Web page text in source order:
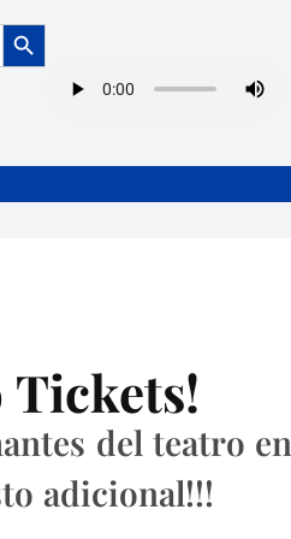
Botón de búsqueda
Tickets!
del teatro en
adicional!!!